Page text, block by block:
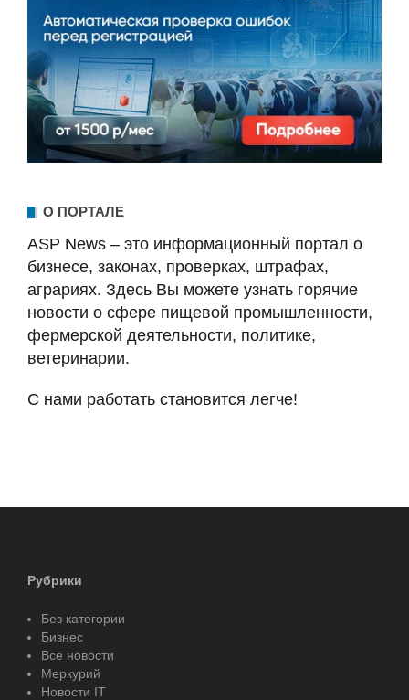
О ПОРТАЛЕ
ASP News – это информационный портал о
бизнесе, законах, проверках, штрафах,
аграриях. Здесь Вы можете узнать горячие
новости о сфере пищевой промышленности,
фермерской деятельности, политике,
ветеринарии.
С нами работать становится легче!
Рубрики
Без категории
Бизнес
Все новости
Меркурий
Новости IT